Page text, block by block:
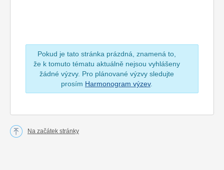
Pokud je tato stránka prázdná, znamená to,
že k tomuto tématu aktuálně nejsou vyhlášeny
žádné výzvy. Pro plánované výzvy sledujte
prosím Harmonogram výzev.
Na začátek stránky